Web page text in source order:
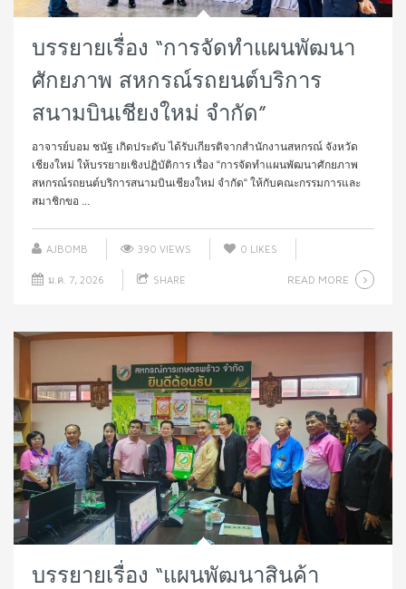
บรรยายเรื่อง “การจัดทำแผนพัฒนา
ศักยภาพ สหกรณ์รถยนต์บริการ
สนามบินเชียงใหม่ จำกัด”
อาจารย์บอม ชนัฐ เกิดประดับ ได้รับเกียรติจากสำนักงานสหกรณ์ จังหวัด
เชียงใหม่ ให้บรรยายเชิงปฏิบัติการ เรื่อง “การจัดทำแผนพัฒนาศักยภาพ
สหกรณ์รถยนต์บริการสนามบินเชียงใหม่ จำกัด“ ให้กับคณะกรรมการและ
สมาชิกขอ ...
AJBOMB 390 VIEWS 0 LIKES
ม.ค. 7, 2026 SHARE READ MORE
บรรยายเรื่อง “แผนพัฒนาสินค้า